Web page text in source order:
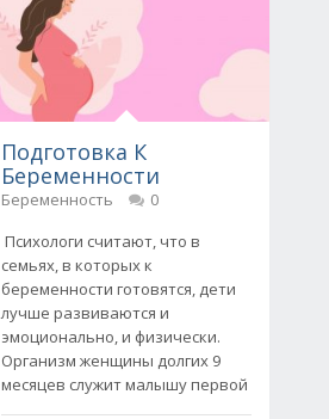
Подготовка К
Беременности
Беременность
0
Психологи считают, что в
семьях, в которых к
беременности готовятся, дети
лучше развиваются и
эмоционально, и физически.
Организм женщины долгих 9
месяцев служит малышу первой